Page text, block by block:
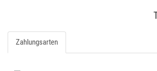
Zahlungsarten